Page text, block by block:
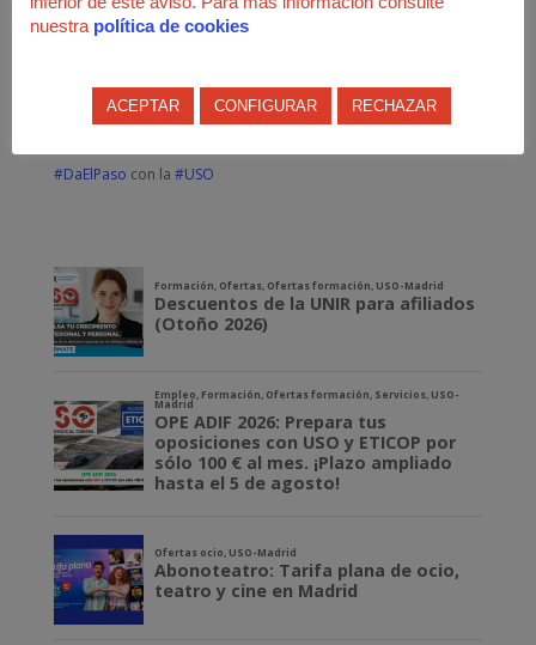
los distintos departamentos (cocineras/os, pinches,
personas trabajadoras de la plantilla.
#DaElPaso con la #USO
nuestra política de cookies
ACEPTAR CONFIGURAR RECHAZAR